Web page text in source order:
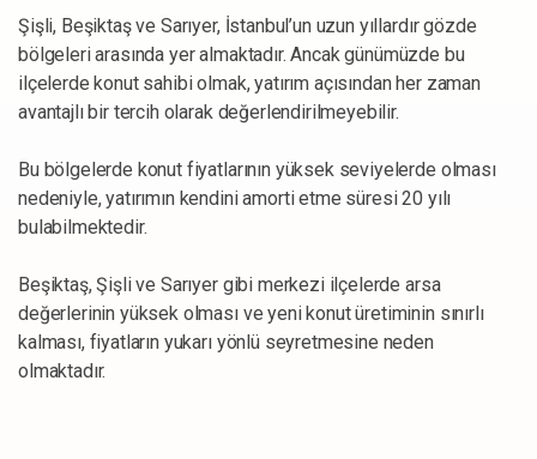
Şişli, Beşiktaş ve Sarıyer, İstanbul’un uzun yıllardır gözde
bölgeleri arasında yer almaktadır. Ancak günümüzde bu
ilçelerde konut sahibi olmak, yatırım açısından her zaman
avantajlı bir tercih olarak değerlendirilmeyebilir.
Bu bölgelerde konut fiyatlarının yüksek seviyelerde olması
nedeniyle, yatırımın kendini amorti etme süresi 20 yılı
bulabilmektedir.
Beşiktaş, Şişli ve Sarıyer gibi merkezi ilçelerde arsa
değerlerinin yüksek olması ve yeni konut üretiminin sınırlı
kalması, fiyatların yukarı yönlü seyretmesine neden
olmaktadır.